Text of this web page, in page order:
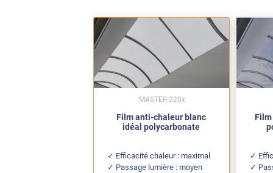
Film anti-chaleur blanc
idéal polycarbonate
Efficacité chaleur : maximal
Passage lumière : moyen
MASTER-220x